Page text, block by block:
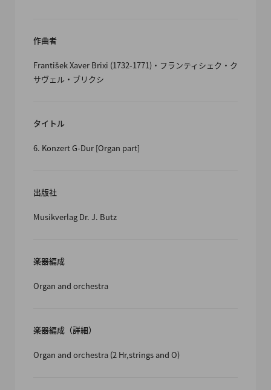
作曲者
František Xaver Brixi (1732-1771)・フランティシェク・ク
サヴェル・ブリクシ
タイトル
6. Konzert G-Dur [Organ part]
出版社
Musikverlag Dr. J. Butz
楽器編成
Organ and orchestra
楽器編成（詳細）
Organ and orchestra (2 Hr,strings and O)